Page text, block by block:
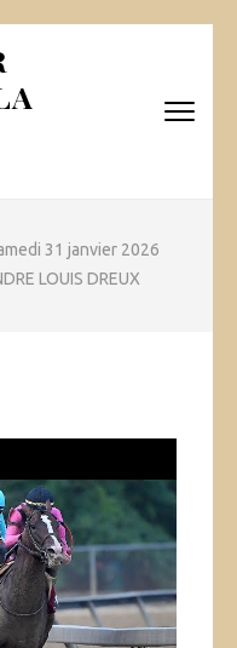
31 janvier 2026
LOUIS DREUX